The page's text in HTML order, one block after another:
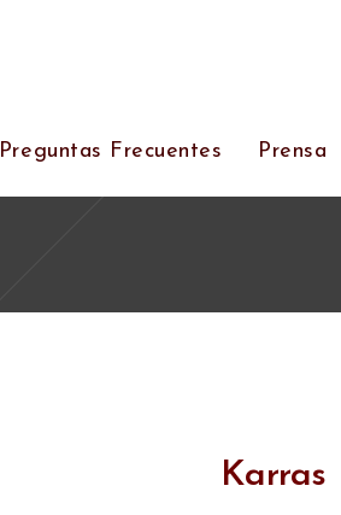
Preguntas Frecuentes Prensa
Karras